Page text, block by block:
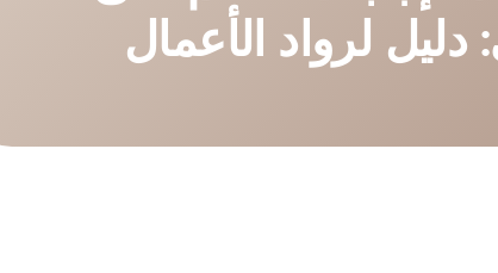
دليل لرواد الأعمال